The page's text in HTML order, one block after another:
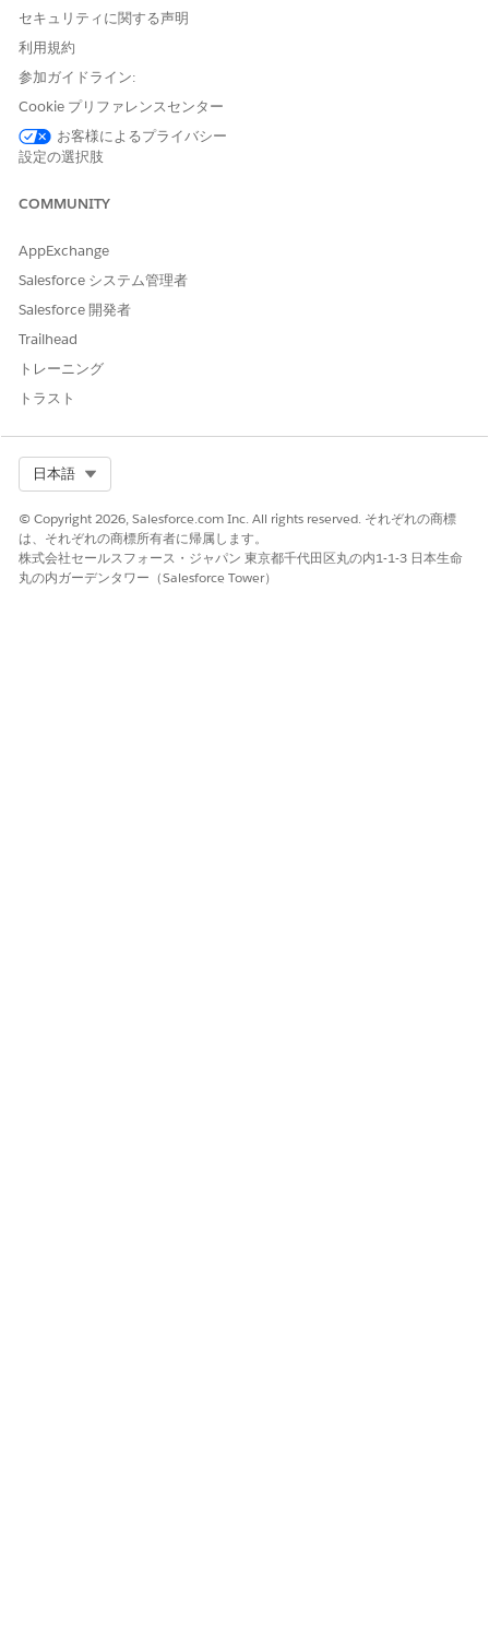
ExpenseParticipant
ExpenseReport
ExpenseReportEntry
します。モバイルアプリケーションが最新のメタデータ定義
(サポートされるオブジェクトのスキーマ変更を含む) にアクセ
スするため、このステップは重要です。
ご意見をお待ちしております。
セキュリティに関する声明
利用規約
参加ガイドライン:
Cookie プリファレンスセンター
お客様によるプライバシー
設定の選択肢
COMMUNITY
AppExchange
Salesforce システム管理者
Salesforce 開発者
Trailhead
トレーニング
トラスト
日本語
© Copyright 2026, Salesforce.com Inc. All rights reserved. それぞれの商標
は、それぞれの商標所有者に帰属します。
株式会社セールスフォース・ジャパン 東京都千代田区丸の内1-1-3 日本生命
丸の内ガーデンタワー（Salesforce Tower）